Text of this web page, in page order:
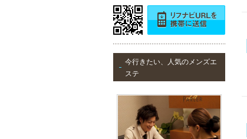
今行きたい、人気のメンズエ
ステ